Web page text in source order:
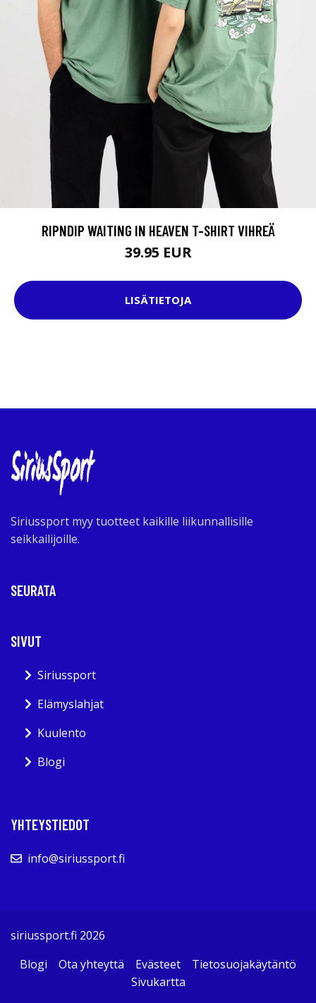
RIPNDIP WAITING IN HEAVEN T-SHIRT VIHREÄ
39.95 EUR
LISÄTIETOJA
Siriussport myy tuotteet kaikille liikunnallisille
seikkailijoille.
SEURATA
SIVUT
Siriussport
Elämyslahjat
Kuulento
Blogi
YHTEYSTIEDOT
info@siriussport.fi
siriussport.fi 2026
Blogi
Ota yhteyttä Evästeet
Tietosuojakäytäntö
Sivukartta